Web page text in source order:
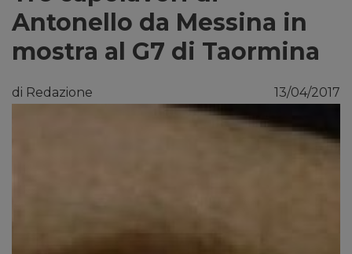
Antonello da Messina in
mostra al G7 di Taormina
di Redazione 13/04/2017